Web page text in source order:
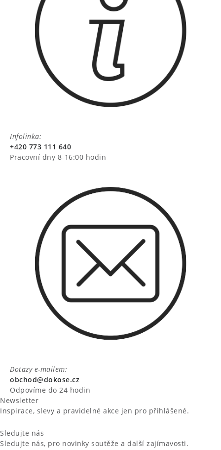
Infolinka:
+420 773 111 640
Pracovní dny 8-16:00 hodin
Dotazy e-mailem:
obchod@dokose.cz
Odpovíme do 24 hodin
Newsletter
Inspirace, slevy a pravidelné akce jen pro přihlášené.
Sledujte nás
Sledujte nás, pro novinky soutěže a další zajímavosti.